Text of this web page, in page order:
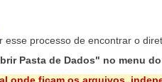
esse processo de encontrar o
Pasta de Dados" no menu do